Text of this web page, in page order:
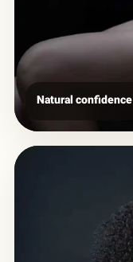
Natural confidence